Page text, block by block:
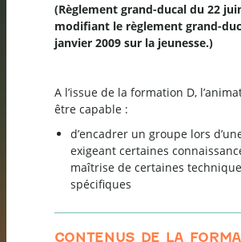
(Règlement grand-ducal du 22
modifiant le règlement grand-
janvier 2009 sur la jeunesse.)
A l’issue de la formation D,
être capable :
d’encadrer un groupe lors
exigeant certaines
maîtrise de certaines
spécifiques
CONTENUS DE LA